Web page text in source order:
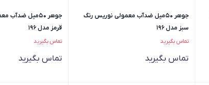
جوهر 50میل ضدآب معمولی نوریس رنگ
سبز مدل 196
تماس بگیرید
تماس بگیرید
جوهر 50میل
قرمز مدل 196
تماس بگیرید
تماس بگیرید